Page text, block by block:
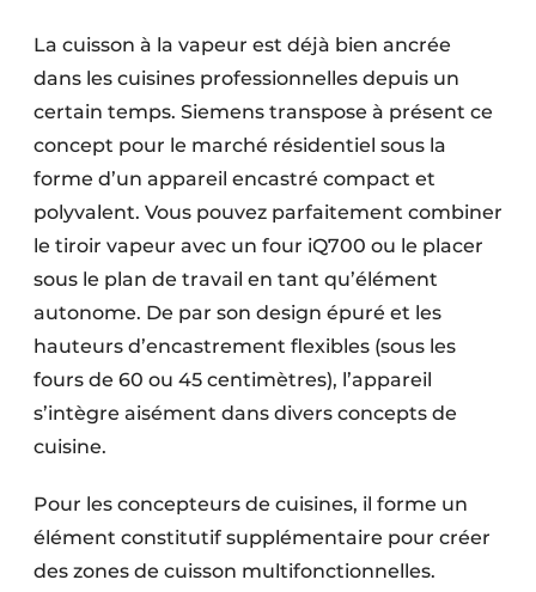
La cuisson à la vapeur est déjà bien ancrée
dans les cuisines professionnelles depuis un
certain temps. Siemens transpose à présent ce
concept pour le marché résidentiel sous la
forme d’un appareil encastré compact et
polyvalent. Vous pouvez parfaitement combiner
le tiroir vapeur avec un four iQ700 ou le placer
sous le plan de travail en tant qu’élément
autonome. De par son design épuré et les
hauteurs d’encastrement flexibles (sous les
fours de 60 ou 45 centimètres), l’appareil
s’intègre aisément dans divers concepts de
cuisine.
Pour les concepteurs de cuisines, il forme un
élément constitutif supplémentaire pour créer
des zones de cuisson multifonctionnelles.